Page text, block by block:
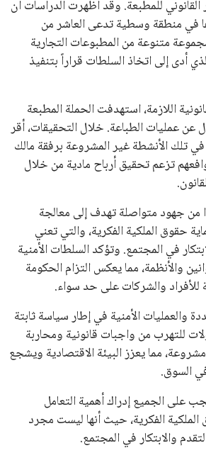
للمطبعة. وقد أظهرت الدراسات أن
في منطقة وسطية تدعى العاشر من
متنوعة من المطبوعات التجارية
أدى إلى اتخاذ السلطات قراراً بتنفيذ
اللازمة، استهدفت الحملة المطبعة
عمليات الطباعة. خلال التحقيقات، أقر
في تلك الأنشطة غير المشروعة برفقة مالك
تزعم تحقيق أرباح مادية من خلال
جهود متواصلة تهدف إلى معالجة
حقوق الملكية الفكرية، والتي تعني
في المجتمع. وتؤكد السلطات الأمنية
والأنظمة، مما يعكس التزام الحكومة
للأفراد والشركات على حد سواء.
والعمليات الأمنية في إطار سياسة ثابتة
للتهرب من واجبات قانونية ومحاربة
مما يعزز البيئة الاقتصادية ويشجع
السوق.
على الجميع إدراك أهمية التعامل
الفكرية، حيث أنها ليست مجرد
والابتكار في المجتمع.